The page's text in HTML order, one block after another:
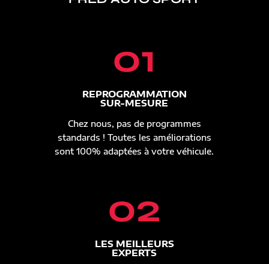
01
REPROGRAMMATION
SUR-MESURE
Chez nous, pas de programmes
standards ! Toutes les améliorations
sont 100% adaptées à votre véhicule.
02
LES MEILLEURS
EXPERTS